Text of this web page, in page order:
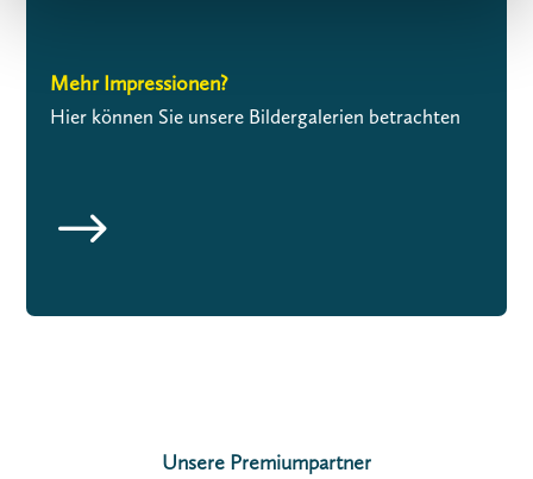
Mehr Impressionen?
Hier können Sie unsere Bildergalerien betrachten
$
Unsere Premiumpartner